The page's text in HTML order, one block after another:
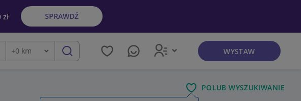
SPRAWDŹ
frazę
Odległość
+0 km szukaj WYSTAW
POLUB WYSZUKIWANIE